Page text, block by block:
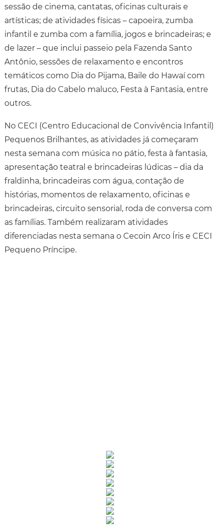
sessão de cinema, cantatas, oficinas culturais e
artísticas; de atividades físicas – capoeira, zumba
infantil e zumba com a família, jogos e brincadeiras; e
de lazer – que inclui passeio pela Fazenda Santo
Antônio, sessões de relaxamento e encontros
temáticos como Dia do Pijama, Baile do Hawaí com
frutas, Dia do Cabelo maluco, Festa à Fantasia, entre
outros.
No CECI (Centro Educacional de Convivência Infantil)
Pequenos Brilhantes, as atividades já começaram
nesta semana com música no pátio, festa à fantasia,
apresentação teatral e brincadeiras lúdicas – dia da
fraldinha, brincadeiras com água, contação de
histórias, momentos de relaxamento, oficinas e
brincadeiras, circuito sensorial, roda de conversa com
as famílias. Também realizaram atividades
diferenciadas nesta semana o Cecoin Arco Íris e CECI
Pequeno Príncipe.